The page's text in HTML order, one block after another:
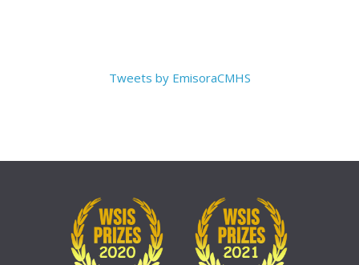
Tweets by EmisoraCMHS